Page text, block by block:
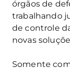
órgãos de
trabalhando
de controle
novas
Somente